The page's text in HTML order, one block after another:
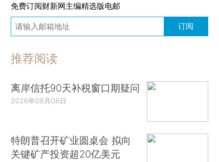
免费订阅财新网主编精选版电邮
订阅
推荐阅读
离岸信托90天补税窗口期疑问
2026年08月08日
特朗普召开矿业圆桌会 拟向
关键矿产投资超20亿美元